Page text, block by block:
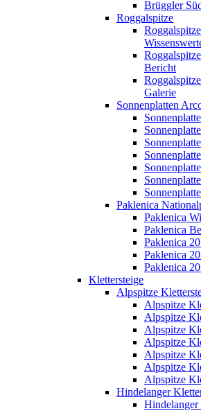
Brüggler
Roggalspitze
Bericht
Galerie
Sonnenplatten
Paklenica
Paklenica
Paklenica
Paklenica
Paklenica
Paklenica
Klettersteige
Alpspitze
Alpspitze
Alpspitze
Alpspitze
Alpspitze
Alpspitze
Alpspitze
Alpspitze
Hindelanger